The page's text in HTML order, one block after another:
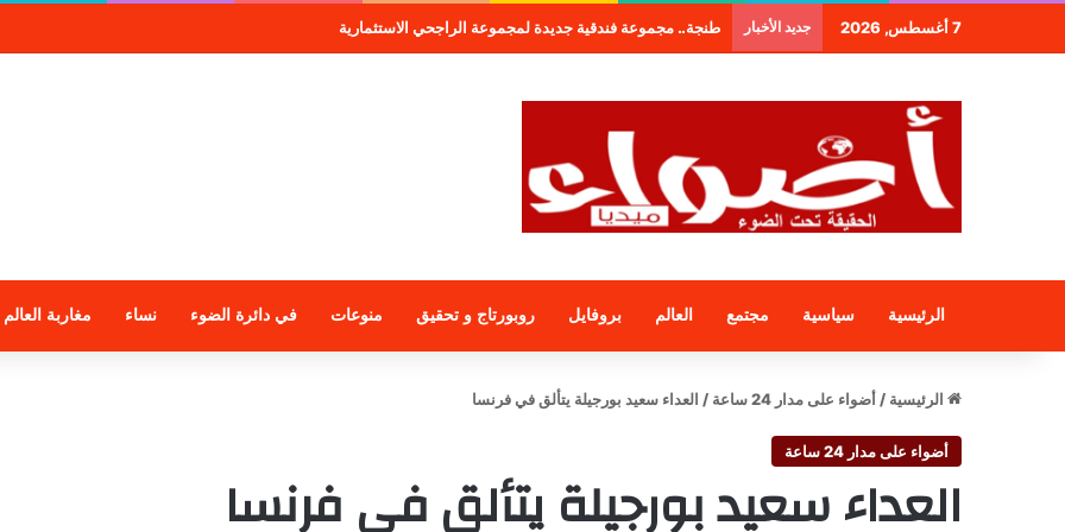
7 أغسطس, 2026 جديد الأخبار طنجة.. مجموعة فندقية جديدة لمجموعة الراجحي الاستثمارية
الرئيسية سياسية مجتمع العالم بروفايل روبورتاج و تحقيق منوعات في دائرة الضوء نساء مغاربة العالم
الرئيسية / أضواء على مدار 24 ساعة / العداء سعيد بورجيلة يتألق في فرنسا
أضواء على مدار 24 ساعة
العداء سعيد بورجيلة يتألق في فرنسا